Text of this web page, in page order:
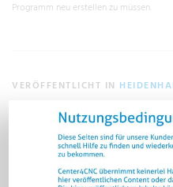
Programm neu erstellen zu müssen.
VERÖFFENTLICHT IN
SCHREIBE EINEN